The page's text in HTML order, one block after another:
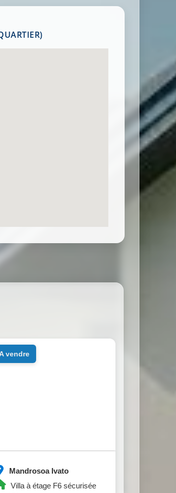
Mandrosoa Ivato
Villa à étage F6 sécurisée
a vendre